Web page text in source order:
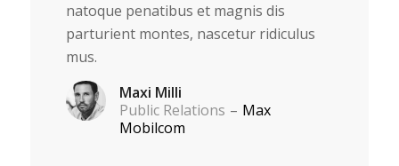
natoque penatibus et magnis dis
parturient montes, nascetur ridiculus
mus.
Maxi Milli
Public Relations – Max
Mobilcom